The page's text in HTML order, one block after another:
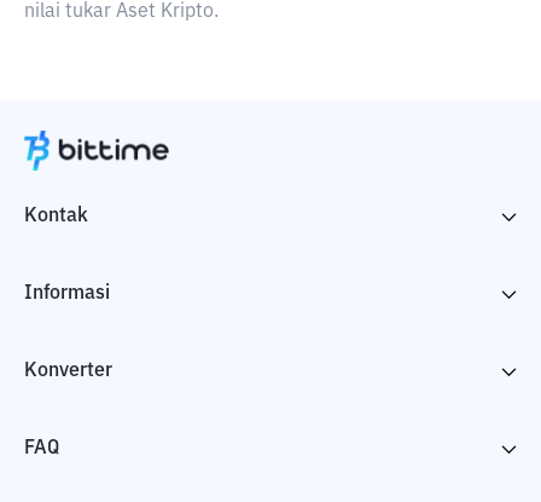
nilai tukar Aset Kripto.
Kontak
Informasi
Konverter
FAQ